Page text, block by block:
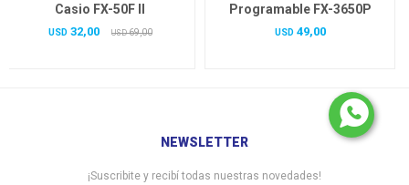
Casio FX-50F II
USD 32,00 USD 69,00
Programable FX-3650P
USD 49,00
NEWSLETTER
¡Suscribite y recibí todas nuestras novedades!